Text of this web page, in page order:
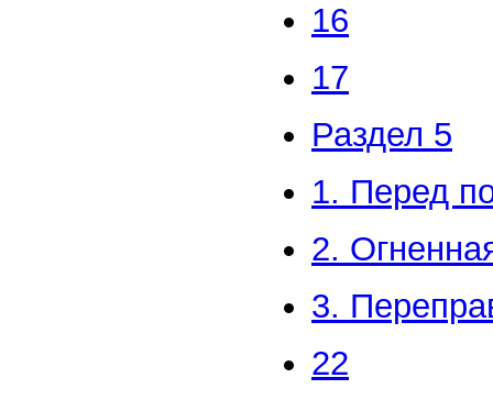
16
17
Раздел 5
1. Перед
2.
3.
22